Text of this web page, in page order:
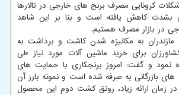
کرونایی مصرف برنج های خارجی در تالارها
بشدت کاهش یافته است و بنا بر این شاهد
در بازار مصرف هستیم.
به مکانیزه شدن کاشت و برداشت به
برای خرید ماشین آلات مورد نیاز طی
نمود و گفت: امروز برنجکاری با حمایت های
بازرگانی به صرفه شده است و نمونه بارز آن
زمان ارائه زیاد، رونق کشت دوم این محصول